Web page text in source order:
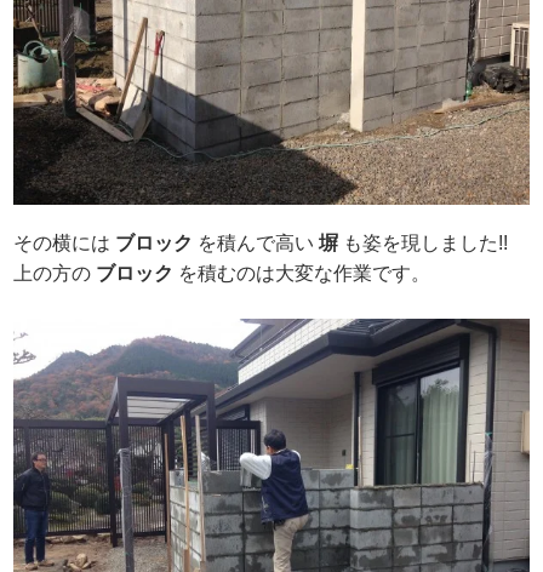
その横には ブロック を積んで高い塀 も姿を現しました!!
上の方の ブロック を積むのは大変な作業です。